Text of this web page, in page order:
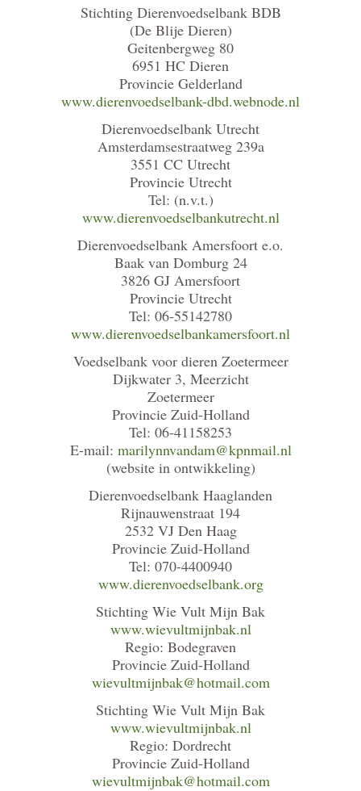
Stichting Dierenvoedselbank BDB
(De Blije Dieren)
Geitenbergweg 80
6951 HC Dieren
Provincie Gelderland
www.dierenvoedselbank-dbd.webnode.nl
Dierenvoedselbank Utrecht
Amsterdamsestraatweg 239a
3551 CC Utrecht
Provincie Utrecht
Tel: (n.v.t.)
www.dierenvoedselbankutrecht.nl
Dierenvoedselbank Amersfoort e.o.
Baak van Domburg 24
3826 GJ Amersfoort
Provincie Utrecht
Tel: 06-55142780
www.dierenvoedselbankamersfoort.nl
Voedselbank voor dieren Zoetermeer
Dijkwater 3, Meerzicht
Zoetermeer
Provincie Zuid-Holland
Tel: 06-41158253
E-mail: marilynnvandam@kpnmail.nl
(website in ontwikkeling)
Dierenvoedselbank Haaglanden
Rijnauwenstraat 194
2532 VJ Den Haag
Provincie Zuid-Holland
Tel: 070-4400940
www.dierenvoedselbank.org
Stichting Wie Vult Mijn Bak
www.wievultmijnbak.nl
Regio: Bodegraven
Provincie Zuid-Holland
wievultmijnbak@hotmail.com
Stichting Wie Vult Mijn Bak
www.wievultmijnbak.nl
Regio: Dordrecht
Provincie Zuid-Holland
wievultmijnbak@hotmail.com